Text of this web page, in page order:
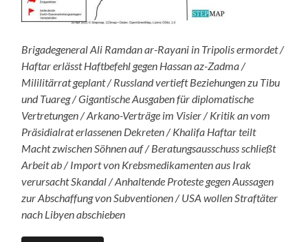
Brigadegeneral Ali Ramdan ar-Rayani in Tripolis ermordet /
Haftar erlässt Haftbefehl gegen Hassan az-Zadma /
Mililitärrat geplant / Russland vertieft Beziehungen zu Tibu
und Tuareg / Gigantische Ausgaben für diplomatische
Vertretungen / Arkano-Verträge im Visier / Kritik an vom
Präsidialrat erlassenen Dekreten / Khalifa Haftar teilt
Macht zwischen Söhnen auf / Beratungsausschuss schließt
Arbeit ab / Import von Krebsmedikamenten aus Irak
verursacht Skandal / Anhaltende Proteste gegen Aussagen
zur Abschaffung von Subventionen / USA wollen Straftäter
nach Libyen abschieben